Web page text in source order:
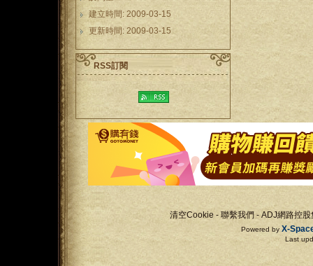
建立時間: 2009-03-15
更新時間: 2009-03-15
RSS訂閱
清空Cookie - 聯繫我們 -ADJ網路控股
Powered by X-
Last